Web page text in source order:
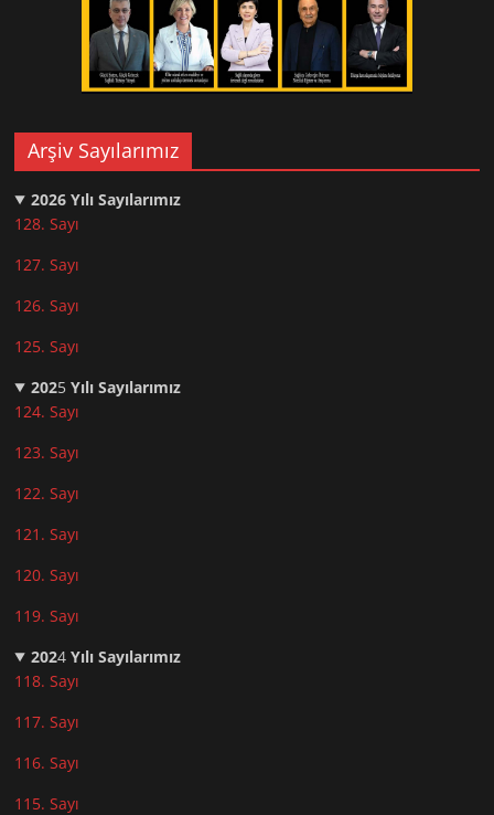
Arşiv Sayılarımız
2026 Yılı Sayılarımız
128. Sayı
127. Sayı
126. Sayı
125. Sayı
2025Yılı Sayılarımız
124. Sayı
123. Sayı
122. Sayı
121. Sayı
120. Sayı
119. Sayı
2024Yılı Sayılarımız
118. Sayı
117. Sayı
116. Sayı
115. Sayı